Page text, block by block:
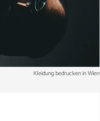
Kleidung bedrucken in Wien